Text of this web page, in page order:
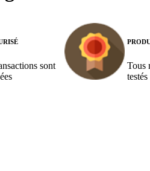
sont
Tous